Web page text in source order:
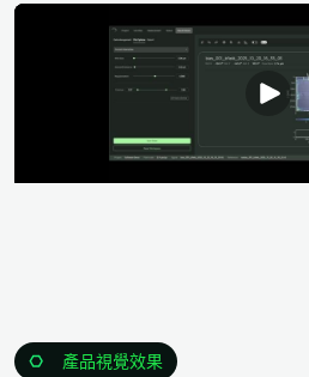
產品視覺效果